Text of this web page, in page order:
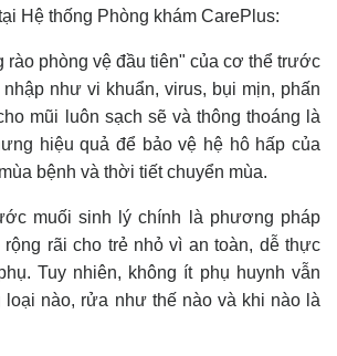
Hệ thống Phòng khám CarePlus:
rào phòng vệ đầu tiên" của cơ thể trước
như vi khuẩn, virus, bụi mịn, phấn
mũi luôn sạch sẽ và thông thoáng là
hiệu quả để bảo vệ hệ hô hấp của
bệnh và thời tiết chuyển mùa.
muối sinh lý chính là phương pháp
rãi cho trẻ nhỏ vì an toàn, dễ thực
Tuy nhiên, không ít phụ huynh vẫn
loại nào, rửa như thế nào và khi nào là